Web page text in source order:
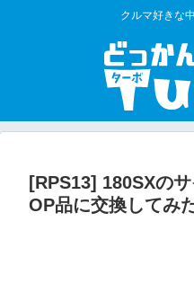
クルマ好きな
[RPS13] 180SXの
OP品に交換してみ